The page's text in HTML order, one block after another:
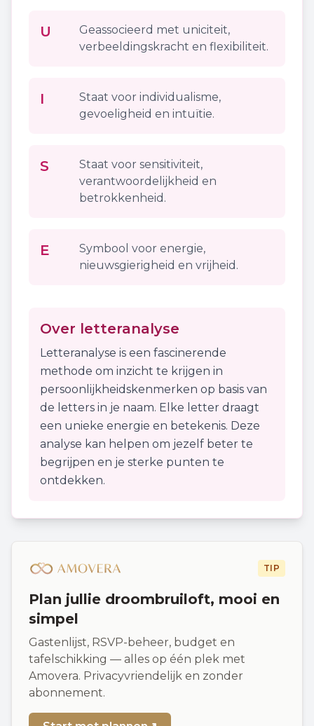
U
Geassocieerd met uniciteit,
verbeeldingskracht en flexibiliteit.
I
Staat voor individualisme,
gevoeligheid en intuïtie.
S
Staat voor sensitiviteit,
verantwoordelijkheid en
betrokkenheid.
E
Symbool voor energie,
nieuwsgierigheid en vrijheid.
Over letteranalyse
Letteranalyse is een fascinerende
methode om inzicht te krijgen in
persoonlijkheidskenmerken op basis van
de letters in je naam. Elke letter draagt
een unieke energie en betekenis. Deze
analyse kan helpen om jezelf beter te
begrijpen en je sterke punten te
ontdekken.
TIP
Plan jullie droombruiloft, mooi en
simpel
Gastenlijst, RSVP-beheer, budget en
tafelschikking — alles op één plek met
Amovera. Privacyvriendelijk en zonder
abonnement.